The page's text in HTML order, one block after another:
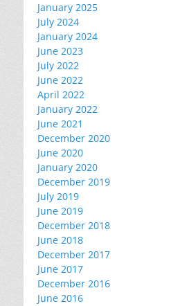
January 2025
July 2024
January 2024
June 2023
July 2022
June 2022
April 2022
January 2022
June 2021
December 2020
June 2020
January 2020
December 2019
July 2019
June 2019
December 2018
June 2018
December 2017
June 2017
December 2016
June 2016